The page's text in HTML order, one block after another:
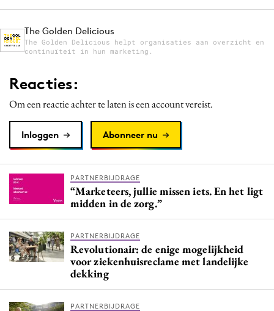
The Golden Delicious
The Golden Delicious helpt organisaties aan overzicht en
continuïteit in hun marketing.
Reacties:
Om een reactie achter te laten is een account vereist.
Inloggen Abonneer nu
PARTNERBIJDRAGE
“Marketeers, jullie missen iets. En het ligt
midden in de zorg.”
PARTNERBIJDRAGE
Revolutionair: de enige mogelijkheid
voor ziekenhuisreclame met landelijke
dekking
PARTNERBIJDRAGE